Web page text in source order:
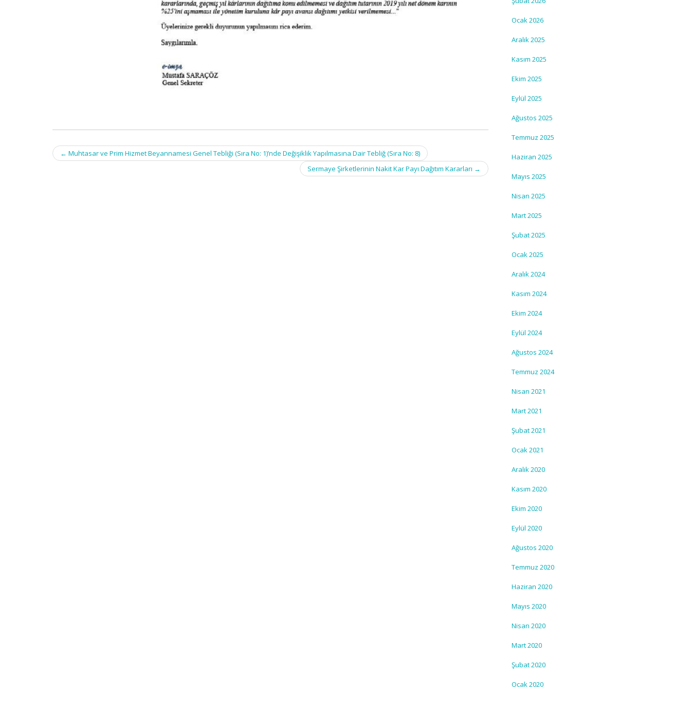
Post
navigation
← Muhtasar ve Prim Hizmet Beyannamesi Genel Tebliği (Sıra No: 1)’nde Değişiklik Yapılmasına Dair Tebliğ (Sıra No: 8)
Sermaye Şirketlerinin Nakit Kar Payı Dağıtım Kararları →
Ocak 2026
Aralık 2025
Kasım 2025
Ekim 2025
Eylül 2025
Ağustos 2025
Temmuz 2025
Haziran 2025
Mayıs 2025
Nisan 2025
Mart 2025
Şubat 2025
Ocak 2025
Aralık 2024
Kasım 2024
Ekim 2024
Eylül 2024
Ağustos 2024
Temmuz 2024
Nisan 2021
Mart 2021
Şubat 2021
Ocak 2021
Aralık 2020
Kasım 2020
Ekim 2020
Eylül 2020
Ağustos 2020
Temmuz 2020
Haziran 2020
Mayıs 2020
Nisan 2020
Mart 2020
Şubat 2020
Ocak 2020